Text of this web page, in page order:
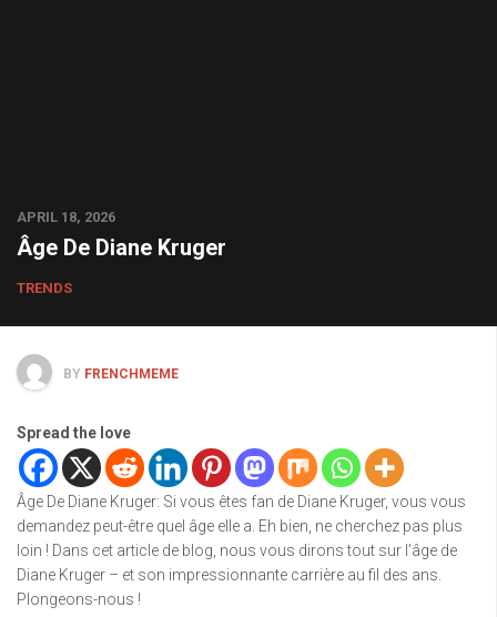
APRIL 18, 2026
Âge De Diane Kruger
TRENDS
BY FRENCHMEME
Spread the love
Âge De Diane Kruger: Si vous êtes fan de Diane Kruger, vous vous
demandez peut-être quel âge elle a. Eh bien, ne cherchez pas plus
loin ! Dans cet article de blog, nous vous dirons tout sur l’âge de
Diane Kruger – et son impressionnante carrière au fil des ans.
Plongeons-nous !